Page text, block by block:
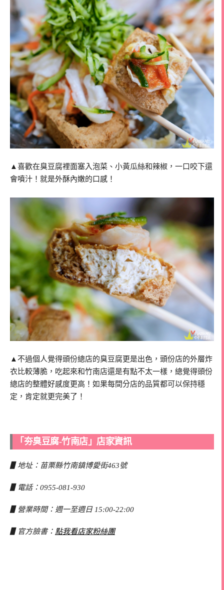
▲喜歡在臭豆腐裡面塞入泡菜、小黃瓜絲和辣椒，一口咬下還
會噴汁！就是外酥內嫩的口感！
▲不過個人覺得頭份總店的臭豆腐更是出色，頭份店的外層炸
衣比較薄脆，吃起來和竹南店還是有點不太一樣，總覺得頭份
總店的整體好感度更高！如果每間分店的品質都可以保持穩
定，肯定就更完美了！
「夯臭豆腐-竹南店」店家資訊
▋地址：苗栗縣竹南鎮博愛街463號
▋電話：0955-081-930
▋營業時間：週一至週日 15:00-22:00
▋官方臉書： 點我看店家粉絲團